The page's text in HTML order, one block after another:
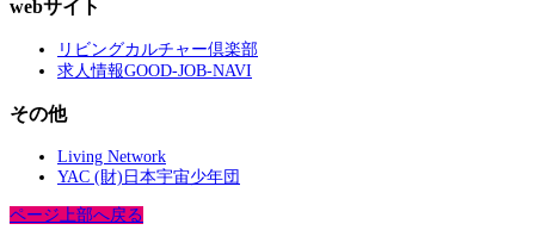
webサイト
リビングカルチャー倶楽部
求人情報GOOD-JOB-NAVI
その他
Living Network
YAC (財)日本宇宙少年団
ページ上部へ戻る